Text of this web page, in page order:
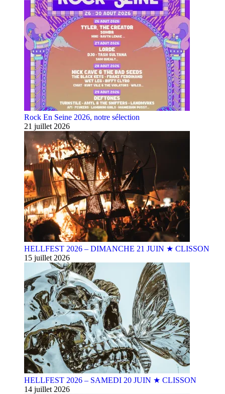
Rock En Seine 2026, notre sélection
21 juillet 2026
HELLFEST 2026 – DIMANCHE 21 JUIN ★ CLISSON
15 juillet 2026
HELLFEST 2026 – SAMEDI 20 JUIN ★ CLISSON
14 juillet 2026